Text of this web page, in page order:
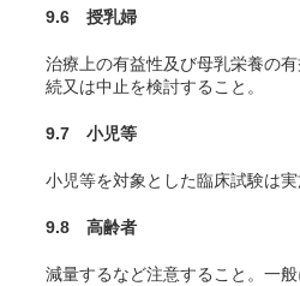
9.6 授乳婦
治療上の有益性及び母乳栄養の
続又は中止を検討すること。
9.7 小児等
小児等を対象とした臨床試験は実
9.8 高齢者
減量するなど注意すること。一